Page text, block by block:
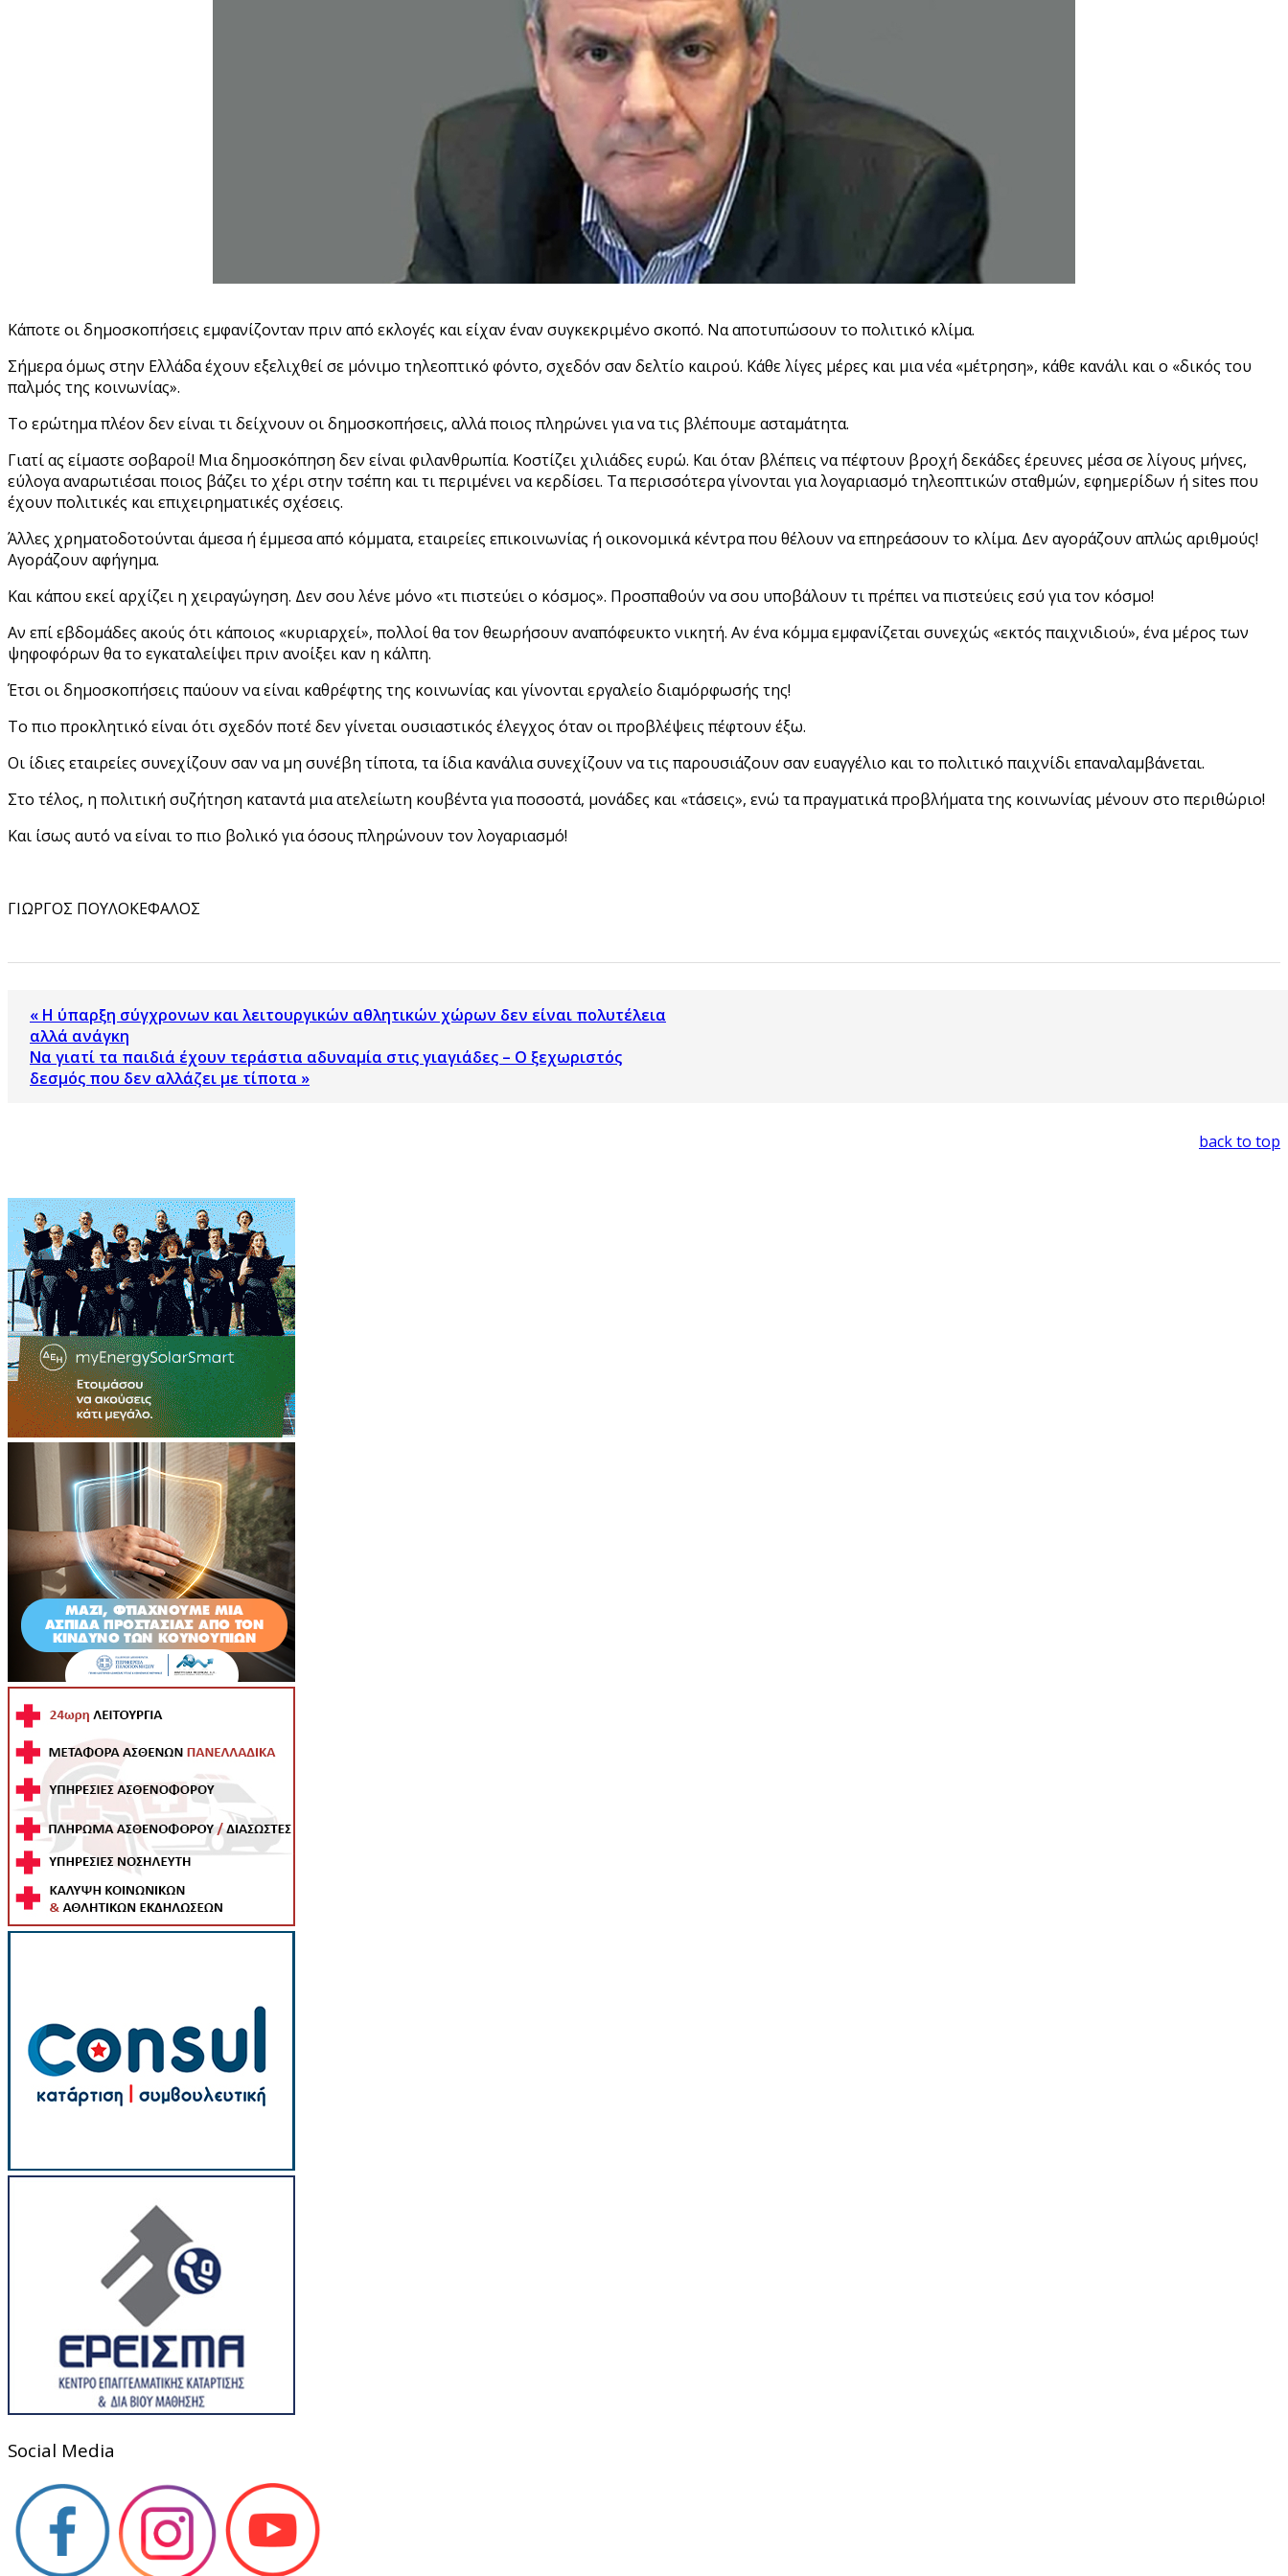
Κάποτε οι δημοσκοπήσεις εμφανίζονταν πριν από εκλογές και είχαν έναν συγκεκριμένο σκοπό. Να αποτυπώσουν το πολιτικό κλίμα.
Σήμερα όμως στην Ελλάδα έχουν εξελιχθεί σε μόνιμο τηλεοπτικό φόντο, σχεδόν σαν δελτίο καιρού. Κάθε λίγες μέρες και μια νέα «μέτρηση», κάθε κανάλι και ο «δικός του
παλμός της κοινωνίας».
Το ερώτημα πλέον δεν είναι τι δείχνουν οι δημοσκοπήσεις, αλλά ποιος πληρώνει για να τις βλέπουμε ασταμάτητα.
Γιατί ας είμαστε σοβαροί! Μια δημοσκόπηση δεν είναι φιλανθρωπία. Κοστίζει χιλιάδες ευρώ. Και όταν βλέπεις να πέφτουν βροχή δεκάδες έρευνες μέσα σε λίγους μήνες,
εύλογα αναρωτιέσαι ποιος βάζει το χέρι στην τσέπη και τι περιμένει να κερδίσει. Τα περισσότερα γίνονται για λογαριασμό τηλεοπτικών σταθμών, εφημερίδων ή sites που
έχουν πολιτικές και επιχειρηματικές σχέσεις.
Άλλες χρηματοδοτούνται άμεσα ή έμμεσα από κόμματα, εταιρείες επικοινωνίας ή οικονομικά κέντρα που θέλουν να επηρεάσουν το κλίμα. Δεν αγοράζουν απλώς αριθμούς!
Αγοράζουν αφήγημα.
Και κάπου εκεί αρχίζει η χειραγώγηση. Δεν σου λένε μόνο «τι πιστεύει ο κόσμος». Προσπαθούν να σου υποβάλουν τι πρέπει να πιστεύεις εσύ για τον κόσμο!
Αν επί εβδομάδες ακούς ότι κάποιος «κυριαρχεί», πολλοί θα τον θεωρήσουν αναπόφευκτο νικητή. Αν ένα κόμμα εμφανίζεται συνεχώς «εκτός παιχνιδιού», ένα μέρος των
ψηφοφόρων θα το εγκαταλείψει πριν ανοίξει καν η κάλπη.
Έτσι οι δημοσκοπήσεις παύουν να είναι καθρέφτης της κοινωνίας και γίνονται εργαλείο διαμόρφωσής της!
Το πιο προκλητικό είναι ότι σχεδόν ποτέ δεν γίνεται ουσιαστικός έλεγχος όταν οι προβλέψεις πέφτουν έξω.
Οι ίδιες εταιρείες συνεχίζουν σαν να μη συνέβη τίποτα, τα ίδια κανάλια συνεχίζουν να τις παρουσιάζουν σαν ευαγγέλιο και το πολιτικό παιχνίδι επαναλαμβάνεται.
Στο τέλος, η πολιτική συζήτηση καταντά μια ατελείωτη κουβέντα για ποσοστά, μονάδες και «τάσεις», ενώ τα πραγματικά προβλήματα της κοινωνίας μένουν στο περιθώριο!
Και ίσως αυτό να είναι το πιο βολικό για όσους πληρώνουν τον λογαριασμό!
ΓΙΩΡΓΟΣ ΠΟΥΛΟΚΕΦΑΛΟΣ
« Η ύπαρξη σύγχρονων και λειτουργικών αθλητικών χώρων δεν είναι πολυτέλεια
αλλά ανάγκη
Να γιατί τα παιδιά έχουν τεράστια αδυναμία στις γιαγιάδες – Ο ξεχωριστός
δεσμός που δεν αλλάζει με τίποτα »
back to top
Social Media